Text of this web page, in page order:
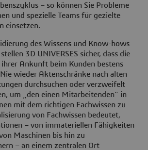
– so können Sie Probleme
und spezielle Teams für gezielte
einsetzen.
des Wissens und Know-hows
3D UNIVERSES sicher, dass die
ihrer Ankunft beim Kunden bestens
wieder Aktenschränke nach alten
durchsuchen oder verzweifelt
um „den einen Mitarbeitenden“ in
mit dem richtigen Fachwissen zu
von Fachwissen bedeutet,
– von immateriellen Fähigkeiten
Maschinen bis hin zu
– an einem zentralen Ort